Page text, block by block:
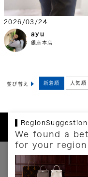
2026/03/24
ayu
銀座本店
並び替え 新着順 人気順
RegionSuggestion
We found a
for your region
お支払いについて
配送について